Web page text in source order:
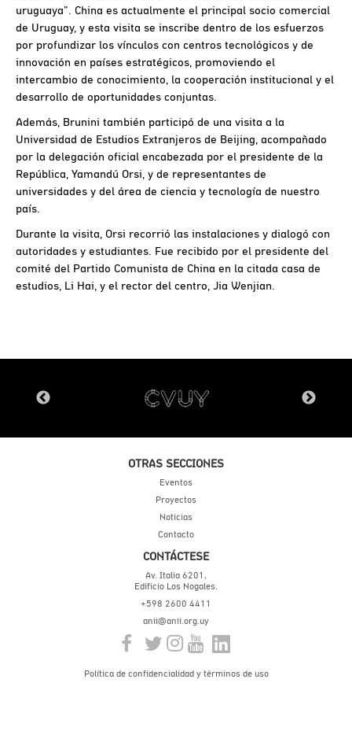
uruguaya”. China es actualmente el principal socio comercial
de Uruguay, y esta visita se inscribe dentro de los esfuerzos
por profundizar los vínculos con centros tecnológicos y de
innovación en países estratégicos, promoviendo el
intercambio de conocimiento, la cooperación institucional y el
desarrollo de oportunidades conjuntas.
Además, Brunini también participó de una visita a la
Universidad de Estudios Extranjeros de Beijing, acompañado
por la delegación oficial encabezada por el presidente de la
República, Yamandú Orsi, y de representantes de
universidades y del área de ciencia y tecnología de nuestro
país.
Durante la visita, Orsi recorrió las instalaciones y dialogó con
autoridades y estudiantes. Fue recibido por el presidente del
comité del Partido Comunista de China en la citada casa de
estudios, Li Hai, y el rector del centro, Jia Wenjian.
OTRAS SECCIONES
Eventos
Proyectos
Noticias
Contacto
CONTÁCTESE
Av. Italia 6201,
Edificio Los Nogales.
+598 2600 4411
anii@anii.org.uy
Política de confidencialidad y términos de uso